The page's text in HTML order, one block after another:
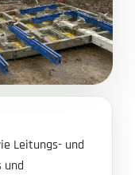
Leitungs- und
und